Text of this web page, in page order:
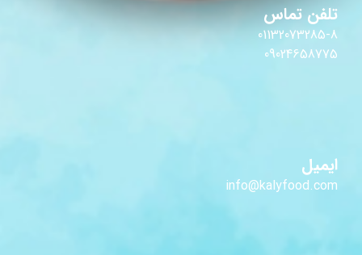
تلفن تماس
01132073285-8
09024658775
ایمیل
info@kalyfood.com